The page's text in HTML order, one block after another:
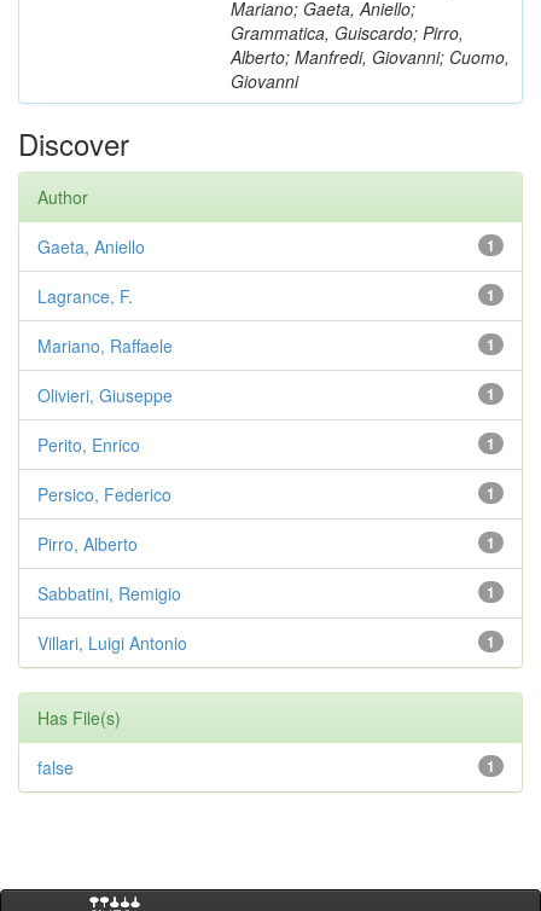
Mariano; Gaeta, Aniello;
Grammatica, Guiscardo; Pirro,
Alberto; Manfredi, Giovanni; Cuomo,
Giovanni
Discover
Author
1
Gaeta, Aniello
1
Lagrance, F.
1
Mariano, Raffaele
1
Olivieri, Giuseppe
1
Perito, Enrico
1
Persico, Federico
1
Pirro, Alberto
1
Sabbatini, Remigio
1
Villari, Luigi Antonio
Has File(s)
1
false